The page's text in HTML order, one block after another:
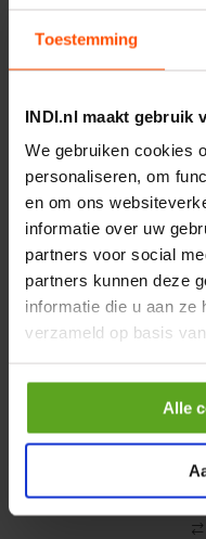
Toestemming
INDI.nl maakt gebruik
We gebruiken cookies
personaliseren, om
en om ons
informatie over uw
partners voor social
partners kunnen deze
informatie die u aan ze
verzameld op basis
Alle
Onlangs bekeken:
Controleer